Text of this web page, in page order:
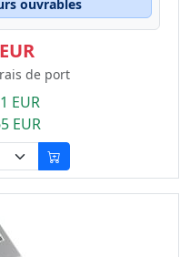
ouvrables
de port
EUR
EUR